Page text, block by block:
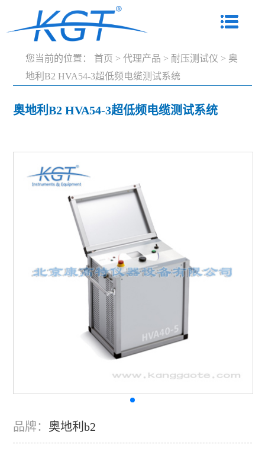
您当前的位置： 首页 > 代理产品 > 耐压测试仪 > 奥
地利B2 HVA54-3超低频电缆测试系统
奥地利B2 HVA54-3超低频电缆测试系统
品牌： 奥地利b2